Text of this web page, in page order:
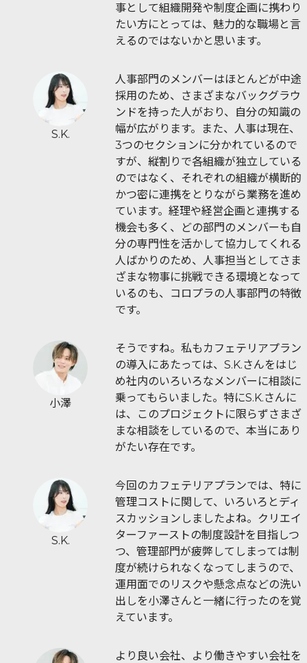
事として組織開発や制度企画に携わり
たい方にとっては、魅力的な職場と言
えるのではないかと思います。
S.K.
人事部門のメンバーはほとんどが中途
採用のため、さまざまなバックグラウ
ンドを持った人がおり、自分の知識の
幅が広がります。また、人事は現在、
3つのセクションに分かれているので
すが、縦割りで各組織が独立している
のではなく、それぞれの組織が横断的
かつ密に連携をとりながら業務を進め
ています。経理や経営企画と連携する
機会も多く、どの部門のメンバーも自
分の専門性を活かして協力してくれる
人ばかりのため、人事担当としてさま
ざまな物事に挑戦できる環境となって
いるのも、コロプラの人事部門の特徴
です。
小澤
そうですね。私もカフェテリアプラン
の導入にあたっては、S.K.さんをはじ
め社内のいろいろなメンバーに相談に
乗ってもらいました。特にS.K.さんに
は、このプロジェクトに限らずさまざ
まな相談をしているので、本当にあり
がたい存在です。
S.K.
今回のカフェテリアプランでは、特に
管理コストに関して、いろいろとディ
スカッションしましたよね。クリエイ
ターファーストの制度設計を目指しつ
つ、管理部門が疲弊してしまっては制
度が続けられなくなってしまうので、
運用面でのリスクや懸念点などの洗い
出しを小澤さんと一緒に行ったのを覚
えています。
より良い会社、より働きやすい会社を